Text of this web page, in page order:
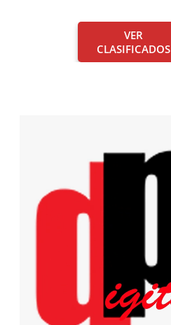
VER
CLASIFICADOS